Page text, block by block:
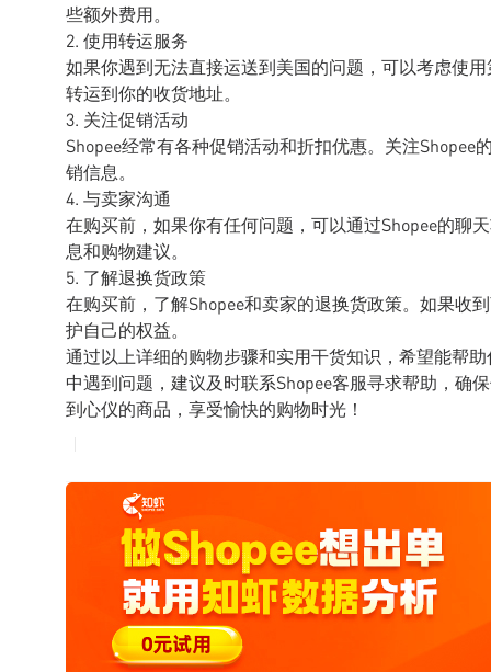
些额外费用。
2. 使用转运服务
如果你遇到无法直接运送到美国的问题，可以考虑使
转运到你的收货地址。
3. 关注促销活动
Shopee经常有各种促销活动和折扣优惠。关注
销信息。
4. 与卖家沟通
在购买前，如果你有任何问题，可以通过Shopee的聊
息和购物建议。
5. 了解退换货政策
在购买前，了解Shopee和卖家的退换货政策。如果收
护自己的权益。
通过以上详细的购物步骤和实用干货知识，希望能帮
中遇到问题，建议及时联系Shopee客服寻求帮助，确
到心仪的商品，享受愉快的购物时光！